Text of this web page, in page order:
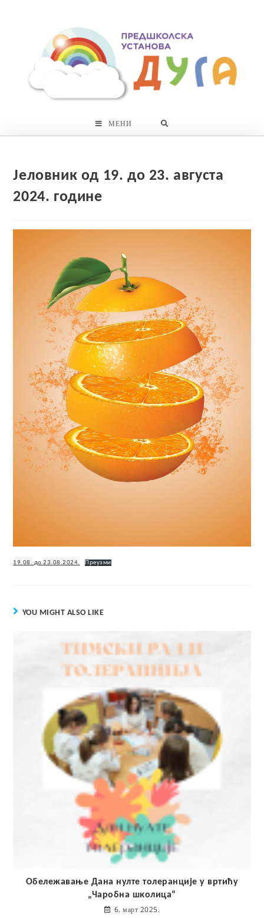
МЕНИ
Јеловник од 19. до 23. августа
2024. године
19.08. до 23.08.2024. Преузми
YOU MIGHT ALSO LIKE
Обележавање Дана нулте толеранције у вртићу
„Чаробна школица“
6. март 2025.